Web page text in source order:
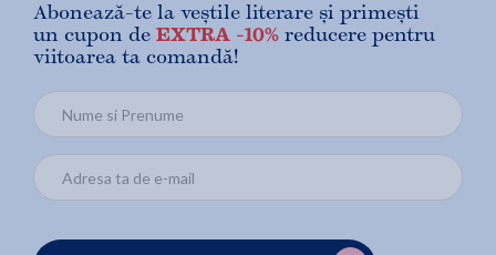
Abonează-te la veștile literare și primești
un cupon de EXTRA -10% reducere pentru
viitoarea ta comandă!